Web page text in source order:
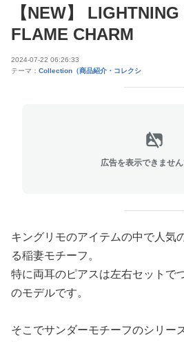
【NEW】
FLAME CHARM
2024-07-22 06:26:33
テーマ： Collection（商品紹介・コレクシ
広告を表示できませ
キングリモのアイテムの中で人気
る稲妻モチーフ。
特に両耳のピアスは左右セットで
のモデルです。
そこでサンダーモチーフのシリー